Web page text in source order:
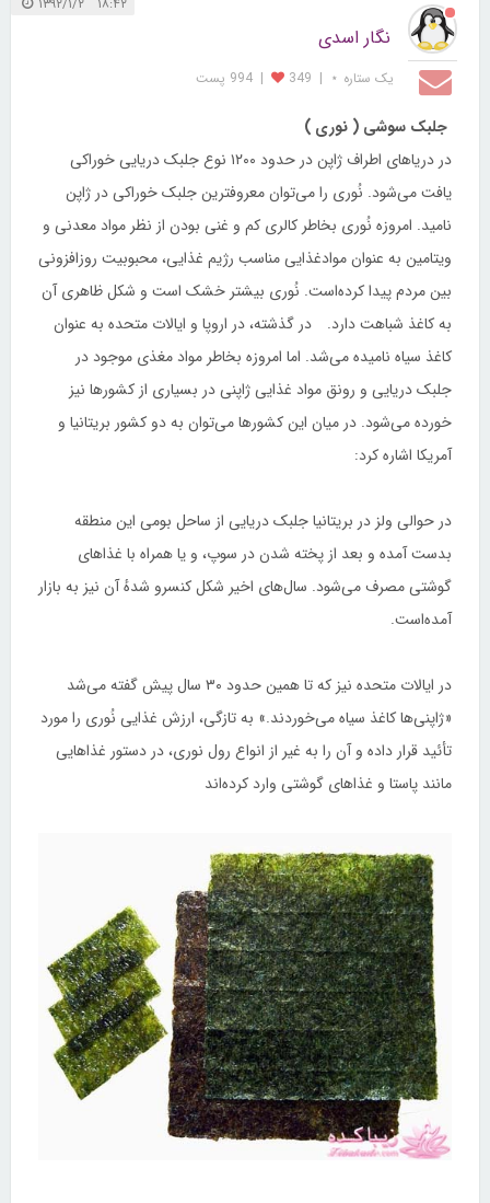
نگار اسدی
یک ستاره ⋆ |
349
| 994 پست
جلبک سوشی ( نوری )
در دریاهای اطراف ژاپن در حدود ۱۲۰۰ نوع جلبک دریایی خوراکی
یافت می‌شود. نُوری را می‌توان معروفترین جلبک‌ خوراکی در ژاپن
نامید. امروزه نُوری بخاطر کالری کم و غنی بودن از نظر مواد معدنی و
ویتامین به عنوان موادغذایی مناسب رژیم غذایی، محبوبیت روزافزونی
بین مردم پیدا کرده‌است. نُوری بیشتر خشک است و شکل ظاهری آن
به کاغذ شباهت دارد. در گذشته، در اروپا و ایالات متحده به عنوان
کاغذ سیاه نامیده می‌شد. اما امروزه بخاطر مواد مغذی موجود در
جلبک دریایی و رونق مواد غذایی ژاپنی در بسیاری از کشورها نیز
خورده می‌شود. در میان این کشورها می‌توان به دو کشور بریتانیا و
آمریکا اشاره کرد:
در حوالی ولز در بریتانیا جلبک دریایی از ساحل بومی این منطقه
بدست آمده و بعد از پخته شدن در سوپ، و یا همراه با غذاهای
گوشتی مصرف می‌شود. سال‌های اخیر شکل کنسرو شدهٔ آن نیز به بازار
آمده‌است.
در ایالات متحده نیز که تا همین حدود ۳۰ سال پیش گفته می‌شد
«ژاپنی‌ها کاغذ سیاه می‌خوردند.» به تازگی، ارزش غذایی نُوری را مورد
تأئید قرار داده و آن را به غیر از انواع رول نوری، در دستور غذاهایی
مانند پاستا و غذاهای گوشتی وارد کرده‌اند